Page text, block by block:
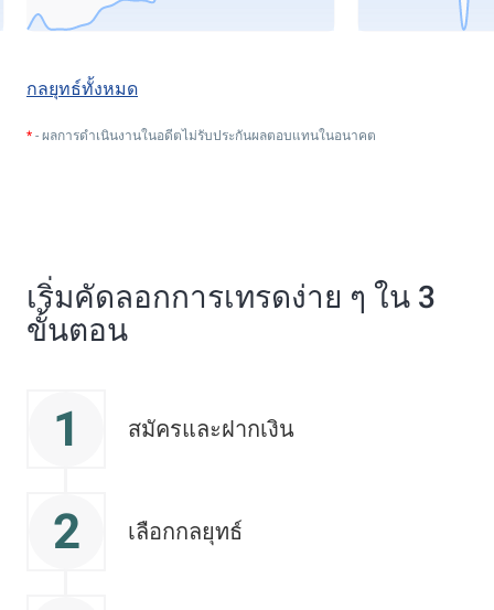
กลยุทธ์ทั้งหมด
* - ผลการดำเนินงานในอดีตไม่รับประกันผลตอบแทนในอนาคต
เริ่มคัดลอกการเทรดง่าย ๆ ใน 3
ขั้นตอน
1
2
สมัครและฝากเงิน
เลือกกลยุทธ์